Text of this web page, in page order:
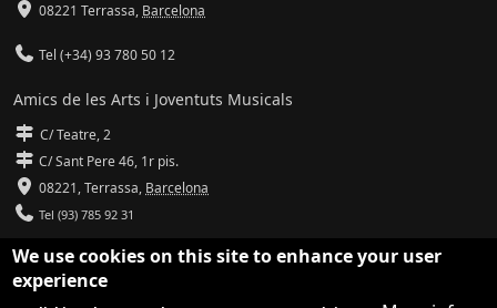
08221 Terrassa, Barcelona
Tel (+34) 93 780 50 12
Amics de les Arts i Joventuts Musicals
C/ Teatre, 2
C/ Sant Pere 46, 1r pis.
08221,Terrassa, Barcelona
Tel (93) 785 92 31
info@amicsdelesarts-jjmm.cat
www.amicsdelesarts-jjmm.cat
We use cookies on this site to enhance your user
experience